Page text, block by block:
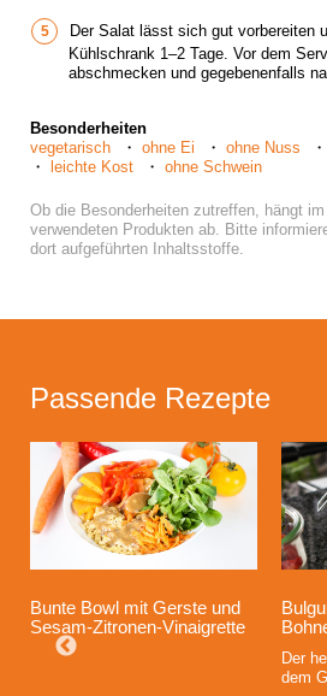
Der Salat lässt sich gut vorbereiten
Kühlschrank 1–2 Tage. Vor dem
abschmecken und gegebenenfalls
Besonderheiten
vegetarisch
ohne Ei ohne Nuss
leichte Kost
ohne Schwein
Ob die Besonderheiten zutreffen, hängt
verwendeten Produkten ab. Bitte
dort aufgeführten Inhaltsstoffe.
Passende Rezepte
Bunte Bowl mit Gerste und
Sesam-Zitronen-Vinaigrette
Der
dem